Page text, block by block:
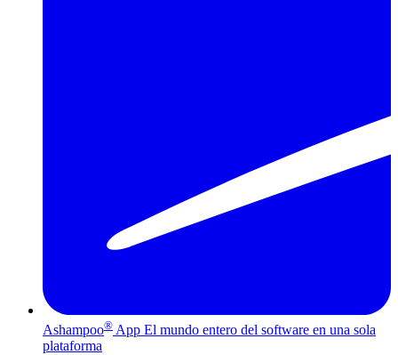
Ashampoo® App El mundo entero del software en una sola
plataforma